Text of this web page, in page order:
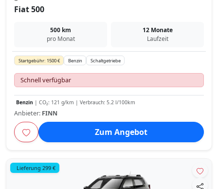
Fiat 500
500 km
pro Monat
12 Monate
Laufzeit
Startgebühr: 1500 € Benzin Schaltgetriebe
Schnell verfügbar
Benzin | CO₂: 121 g/km | Verbrauch: 5.2 l/100km
Anbieter: FINN
Zum Angebot
Lieferung 299 €